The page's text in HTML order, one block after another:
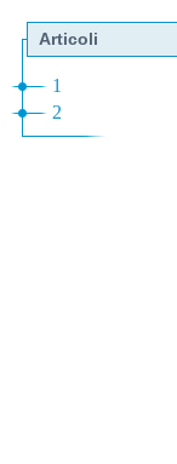
Articoli
1
2